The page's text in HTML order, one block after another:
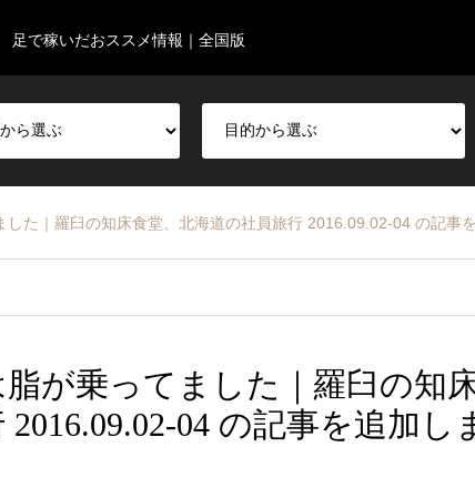
で稼いだおススメ情報｜全国版
た｜羅臼の知床食堂、北海道の社員旅行 2016.09.02-04 の記事を
が乗ってました｜羅臼の知
04 の記事を追加し